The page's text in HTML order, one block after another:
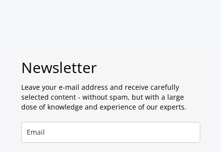
Newsletter
Leave your e-mail address and receive carefully
selected content - without spam, but with a large
dose of knowledge and experience of our experts.